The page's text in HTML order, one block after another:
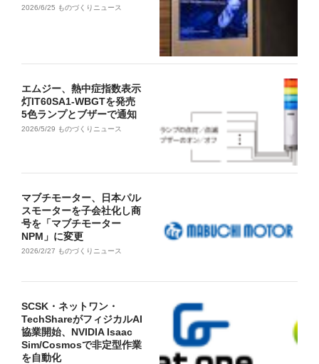
2026/6/25 ものづくりニュース
エムジー、熱中症指数表示
灯IT60SA1-WBGTを発売
5色ランプとブザーで通知
2026/5/29 ものづくりニュース
マブチモーター、日本パル
スモーターを子会社化し商
号を「マブチモーター
NPM」に変更
2026/2/27 ものづくりニュース
SCSK・ネットワン・
TechShareがフィジカルAI
協業開始、NVIDIA Isaac
Sim/Cosmosで非定型作業
を自動化